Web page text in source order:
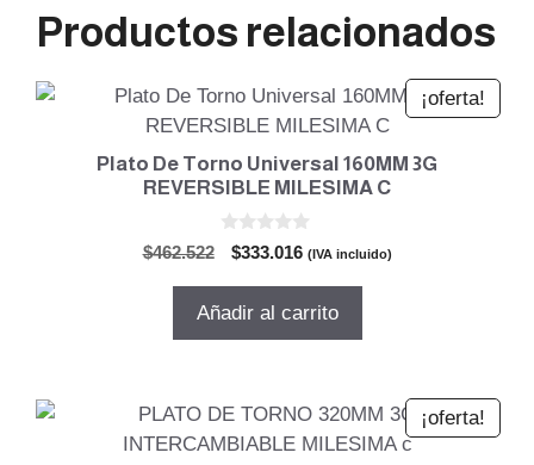
Productos relacionados
¡oferta!
Plato De Torno Universal 160MM 3G
REVERSIBLE MILESIMA C
$462.522
El
original
$333.016El
actual
(IVA incluido)
Añadir al carrito
¡oferta!